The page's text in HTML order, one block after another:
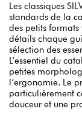
Les classiques
standards de la
des petits
détails chaque
sélection des
L’essentiel du
petites
l’ergonomie. Le
particulièrement
douceur et une